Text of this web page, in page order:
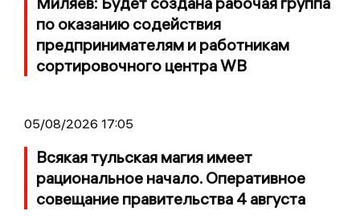
по оказанию содействия
предпринимателям и работникам
сортировочного центра WB
05/08/2026 17:05
Всякая тульская магия имеет
рациональное начало. Оперативное
совещание правительства 4 августа